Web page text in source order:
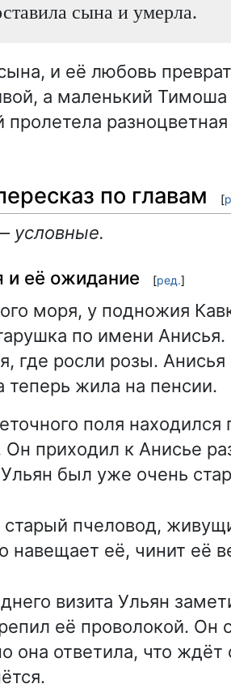
сына и умерла.
и её любовь
а маленький
пролетела
по главам [
условные.
и её ожидание [ред.]
моря, у подножия
по имени Анисья.
где росли розы. Анисья
теперь жила на пенсии.
поля
приходил к Анисье
был уже очень
пчеловод,
навещает её, чинит её
визита Ульян
её проволокой. Он
она ответила, что